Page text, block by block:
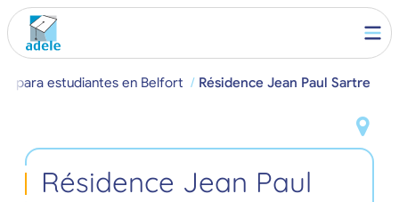
para estudiantes en Belfort Résidence Jean Paul Sartre
Résidence Jean Paul